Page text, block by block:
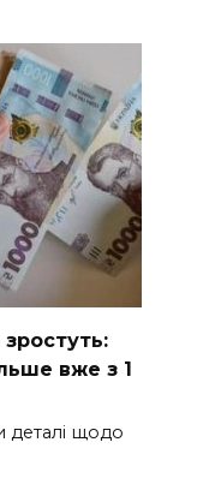
зростуть:
вже з 1
деталі щодо